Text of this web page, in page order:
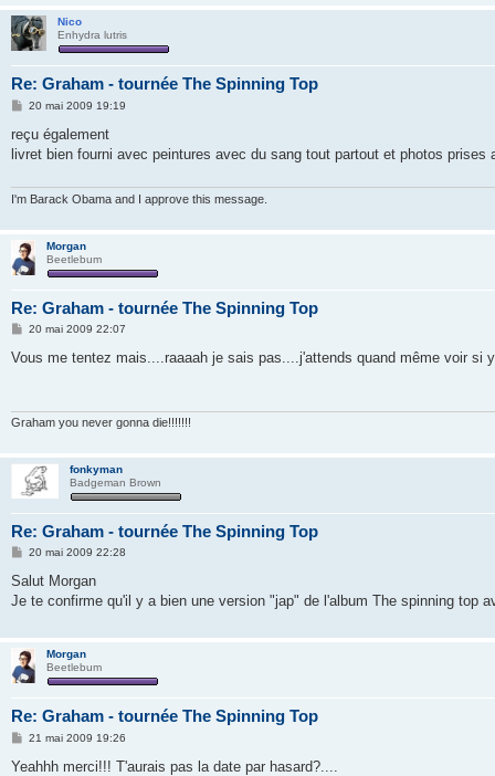
Nico
Enhydra lutris
Re: Graham - tournée The Spinning Top
M
s
s
a
20 mai 2009 19:19
reçu également
livret bien fourni avec peintures avec du sang tout partout et photos prises
I'm Barack Obama and I approve this message.
Morgan
Beetlebum
Re: Graham - tournée The Spinning Top
M
s
20 mai 2009 22:07
Vous me tentez mais....raaaah je sais pas....j'attends quand même voir si
Graham you never gonna die!!!!!!!
fonkyman
Badgeman Brown
Re: Graham - tournée The Spinning Top
M
s
a
20 mai 2009 22:28
Salut Morgan
Je te confirme qu'il y a bien une version "jap" de l'album The spinning top
Morgan
Beetlebum
Re: Graham - tournée The Spinning Top
M
s
21 mai 2009 19:26
Yeahhh merci!!! T'aurais pas la date par hasard?....